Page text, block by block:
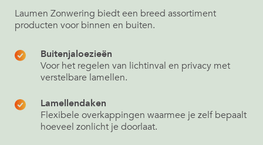
Laumen Zonwering biedt een breed assortiment
producten voor binnen en buiten.
Buitenjaloezieën
Voor het regelen van lichtinval en privacy met
verstelbare lamellen.
Lamellendaken
Flexibele overkappingen waarmee je zelf bepaalt
hoeveel zonlicht je doorlaat.